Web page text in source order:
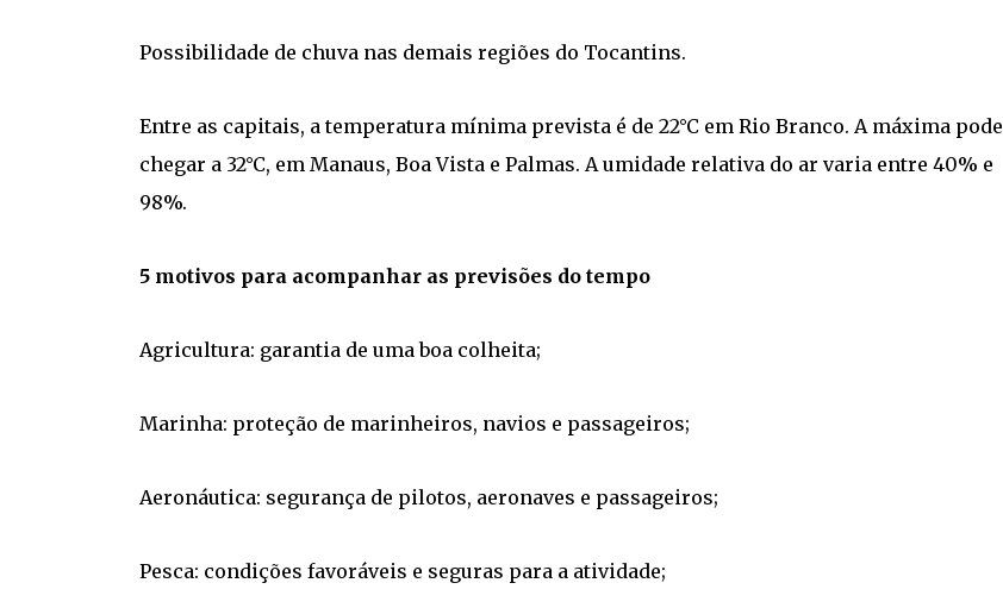
Possibilidade de chuva nas demais regiões do Tocantins.
Entre as capitais, a temperatura mínima prevista é de 22°C em Rio Branco. A máxima pode
chegar a 32°C, em Manaus, Boa Vista e Palmas. A umidade relativa do ar varia entre 40% e
98%.
5 motivos para acompanhar as previsões do tempo
Agricultura: garantia de uma boa colheita;
Marinha: proteção de marinheiros, navios e passageiros;
Aeronáutica: segurança de pilotos, aeronaves e passageiros;
Pesca: condições favoráveis e seguras para a atividade;